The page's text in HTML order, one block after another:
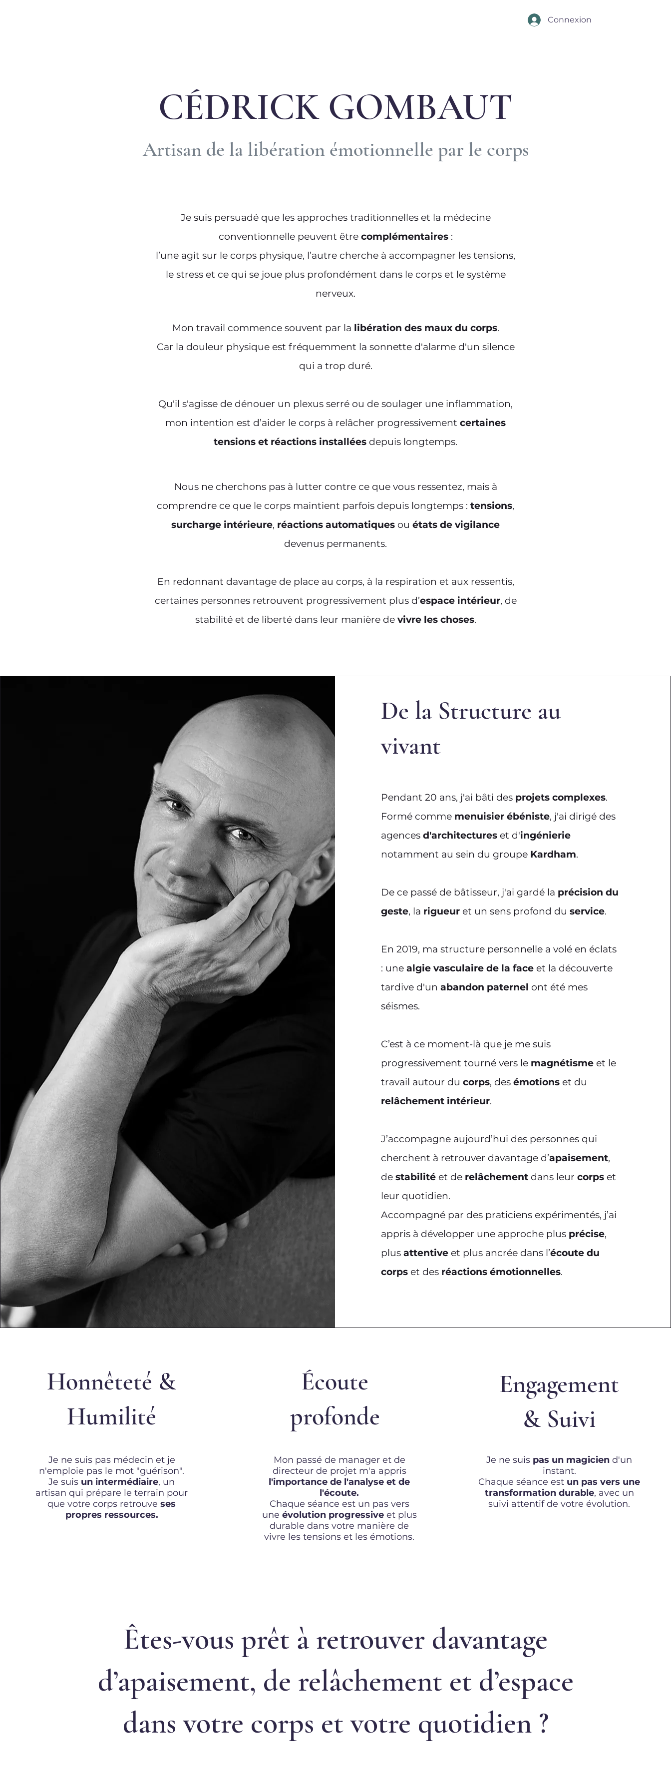
Connexion
CÉDRICK GOMBAUT
Artisan de la libération émotionnelle par le corps
Je suis persuadé que les approches traditionnelles et la médecine
conventionnelle peuvent être complémentaires :
l’une agit sur le corps physique, l’autre cherche à accompagner les tensions,
le stress et ce qui se joue plus profondément dans le corps et le système
nerveux.
Mon travail commence souvent par la libération des maux du corps.
Car la douleur physique est fréquemment la sonnette d'alarme d'un silence
qui a trop duré.
Qu'il s'agisse de dénouer un plexus serré ou de soulager une inflammation,
mon intention est d’aider le corps à relâcher progressivement certaines
tensions et réactions installées depuis longtemps.
Nous ne cherchons pas à lutter contre ce que vous ressentez, mais à
comprendre ce que le corps maintient parfois depuis longtemps : tensions,
surcharge intérieure, réactions automatiques ou états de vigilance
devenus permanents.
En redonnant davantage de place au corps, à la respiration et aux ressentis,
certaines personnes retrouvent progressivement plus d’espace intérieur, de
stabilité et de liberté dans leur manière de vivre les choses.
De la Structure au
vivant
Pendant 20 ans, j'ai bâti des projets complexes.
Formé comme menuisier ébéniste, j'ai dirigé des
agences d'architectures et d'ingénierie
notamment au sein du groupe Kardham.
De ce passé de bâtisseur, j'ai gardé la précision du
geste, la rigueur et un sens profond du service.
En 2019, ma structure personnelle a volé en éclats
: unealgie vasculaire de la face et la découverte
tardive d'un abandon paternel ont été mes
séismes. ​
C’est à ce moment-là que je me suis
progressivement tourné vers le magnétisme et le
travail autour du corps, des émotions et du
relâchement intérieur.
J’accompagne aujourd’hui des personnes qui
cherchent à retrouver davantage d’apaisement,
de stabilité et de relâchement dans leur corps et
leur quotidien.
Accompagné par des praticiens expérimentés, j’ai
appris à développer une approche plus précise,
plus attentive et plus ancrée dans l’écoute du
corpset des réactions émotionnelles.
Honnêteté &
Humilité
Je ne suis pas médecin et je
n'emploie pas le mot "guérison".
Je suis un intermédiaire, un
artisan qui prépare le terrain pour
que votre corps retrouveses
propres ressources.
Écoute
profonde
Mon passé de manager et de
directeur de projet m'a appris
l'importance de l'analyse et de
l'écoute.
Chaque séance est un pas vers
une évolution progressiveet plus
durable dans votre manière de
vivre les tensions et les émotions.
Engagement
& Suivi
Je ne suis pas un magicien d'un
instant.
Chaque séance est un pas vers une
transformation durable, avec un
suivi attentif de votre évolution.
Êtes-vous prêt à retrouver davantage
d’apaisement, de relâchement et d’espace
dans votre corps et votre quotidien ?